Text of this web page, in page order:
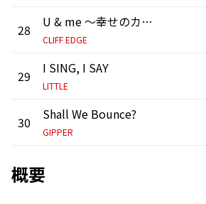
28 U & me ～幸せのカタチ～ feat. 中村舞子
CLIFF EDGE
29 I SING, I SAY
LITTLE
30 Shall We Bounce?
GIPPER
概要